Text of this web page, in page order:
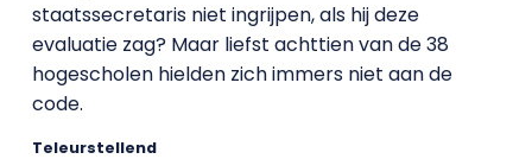
staatssecretaris niet ingrijpen, als hij deze
evaluatie zag? Maar liefst achttien van de 38
hogescholen hielden zich immers niet aan de
code.
Teleurstellend